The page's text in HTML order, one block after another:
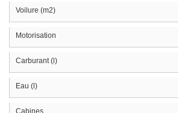
Voilure (m2)
Motorisation
Carburant (l)
Eau (l)
Cabines